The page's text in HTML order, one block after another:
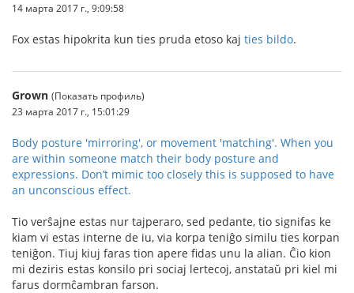
14 марта 2017 г., 9:09:58
Fox estas hipokrita kun ties pruda etoso kaj ties bildo.
Grown (Показать профиль)
23 марта 2017 г., 15:01:29
Body posture 'mirroring', or movement 'matching'. When you
are within someone match their body posture and
expressions. Don’t mimic too closely this is supposed to have
an unconscious effect.
Tio verŝajne estas nur tajperaro, sed pedante, tio signifas ke
kiam vi estas interne de iu, via korpa teniĝo similu ties korpan
teniĝon. Tiuj kiuj faras tion apere fidas unu la alian. Ĉio kion
mi deziris estas konsilo pri sociaj lertecoj, anstataŭ pri kiel mi
farus dormĉambran farson.